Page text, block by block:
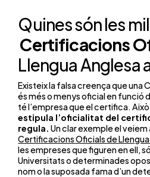
Quines són les
Certificacions
Llengua Anglesa
Existeix la falsa creença que una
és més o menys oficial en funció
té l’empresa que el certifica. Això
estipula l’oficialitat del
regula. Un clar exemple el veiem
Certificacions Oficials de Llengua
les empreses que figuren en ell,
Universitats o determinades
nom o la suposada fama d’un